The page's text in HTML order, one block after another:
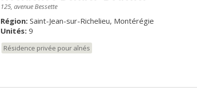
125, avenue Bessette
Région: Saint-Jean-sur-Richelieu, Montérégie
Unités:9
Résidence privée pour aînés